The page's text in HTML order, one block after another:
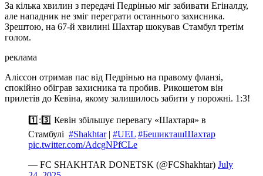
За кілька хвилин з передачі Педрінью міг забивати Егіналду,
але нападник не зміг переграти останнього захисника.
Зрештою, на 67-й хвилині Шахтар шокував Стамбул третім
голом.
реклама
Аліссон отримав пас від Педрінью на правому фланзі,
спокійно обіграв захисника та пробив. Рикошетом він
прилетів до Кевіна, якому залишилось забити у порожні. 1:3!
1️⃣:3️⃣ Кевін збільшує перевагу «Шахтаря» в
Стамбулі ️ #Shakhtar| #UEL #БешикташШахтар
pic.twitter.com/AdcgNPfCLe
— FC SHAKHTAR DONETSK (@FCShakhtar) July